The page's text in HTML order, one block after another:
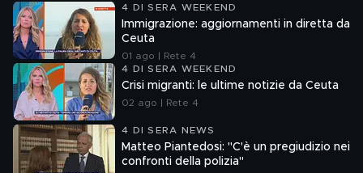
4 DI SERA WEEKEND
Immigrazione: aggiornamenti in diretta da
Ceuta
01 ago | Rete 4
4 DI SERA WEEKEND
Crisi migranti: le ultime notizie da Ceuta
02 ago | Rete 4
4 DI SERA NEWS
Matteo Piantedosi: "C'è un pregiudizio nei
confronti della polizia"